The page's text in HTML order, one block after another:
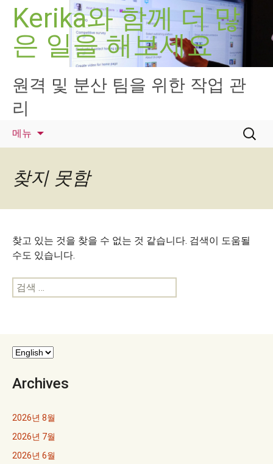
Kerika와 함께 더 많
은 일을 해보세요
원격 및 분산 팀을 위한 작업 관
리
메뉴
검
색:
찾지 못함
찾고 있는 것을 찾을 수 없는 것 같습니다. 검색이 도움될
수도 있습니다.
검
색:
Archives
2026년 8월
2026년 7월
2026년 6월